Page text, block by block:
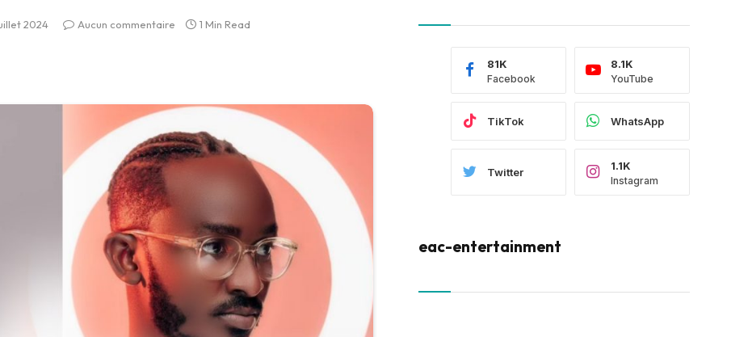
2024 Aucun commentaire 1 Min Read
Facebook
81K
YouTube
8.1K
TikTok WhatsApp
Twitter
Instagram
1.1K
eac-entertainment